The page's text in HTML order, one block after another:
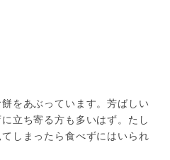
をあぶっています。芳ばしい
立ち寄る方も多いはず。たし
しまったら食べずにはいられ